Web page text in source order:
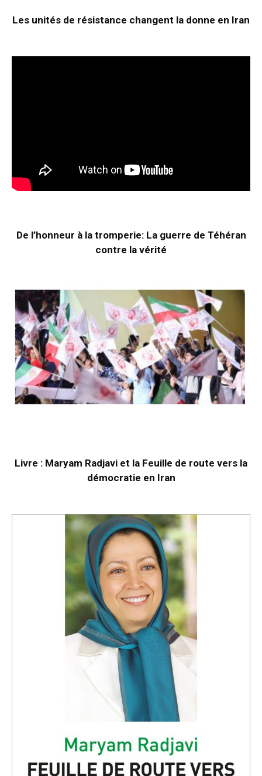
Les unités de résistance changent la donne en Iran
De l’honneur à la tromperie: La guerre de Téhéran
contre la vérité
Livre : Maryam Radjavi et la Feuille de route vers la
démocratie en Iran